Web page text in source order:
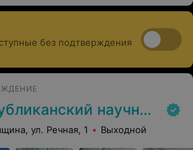
без подтверждения
центр медицинской экспертизы и реабилитаци»
ул. Речная, 1 Выходной